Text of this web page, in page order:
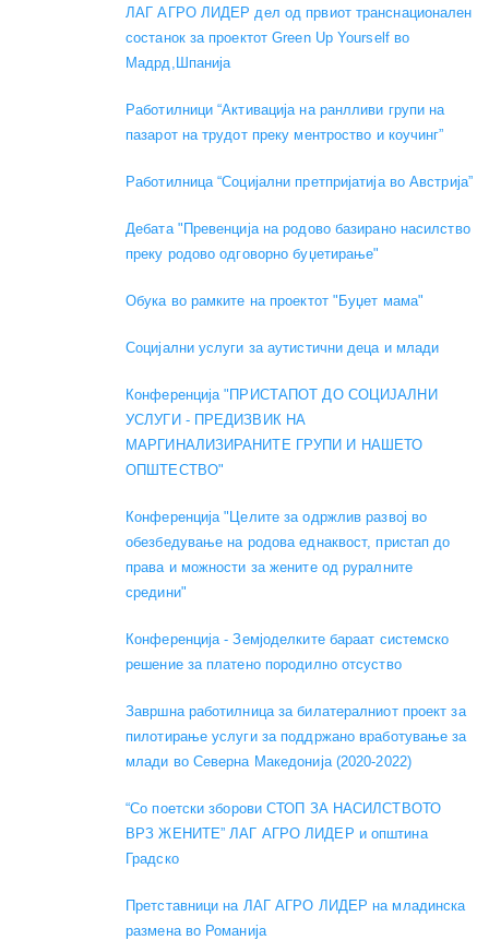
ЛАГ АГРО ЛИДЕР дел од првиот транснационален
состанок за проектот Green Up Yourself во
Мадрд,Шпанија
Работилници “Активација на ранлливи групи на
пазарот на трудот преку ментроство и коучинг”
Работилница “Социјални претпријатија во Австрија”
Дебата "Превенција на родово базирано насилство
преку родово одговорно буџетирање"
Обука во рамките на проектот "Буџет мама"
Социјални услуги за аутистични деца и млади
Конференција "ПРИСТАПОТ ДО СОЦИЈАЛНИ
УСЛУГИ - ПРЕДИЗВИК НА
МАРГИНАЛИЗИРАНИТЕ ГРУПИ И НАШЕТО
ОПШТЕСТВО"
Конференција "Целите за одржлив развој во
обезбедување на родова еднаквост, пристап до
права и можности за жените од руралните
средини"
Конференција - Земјоделките бараат системско
решение за платено породилно отсуство
Завршна работилница за билатералниот проект за
пилотирање услуги за поддржано вработување за
млади во Северна Македонија (2020-2022)
“Со поетски зборови СТОП ЗА НАСИЛСТВОТО
ВРЗ ЖЕНИТЕ” ЛАГ АГРО ЛИДЕР и општина
Градско
Претставници на ЛАГ АГРО ЛИДЕР на младинска
размена во Романија